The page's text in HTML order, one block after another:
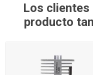
Los clientes
producto